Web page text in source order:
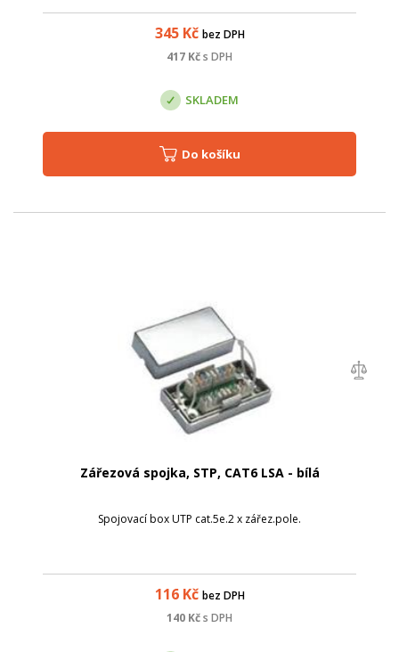
345Kč bez DPH
417 Kčs DPH
SKLADEM
Do košíku
Zářezová spojka, STP, CAT6 LSA - bílá
Spojovací box UTP cat.5e.2 x zářez.pole.
116Kč bez DPH
140 Kčs DPH